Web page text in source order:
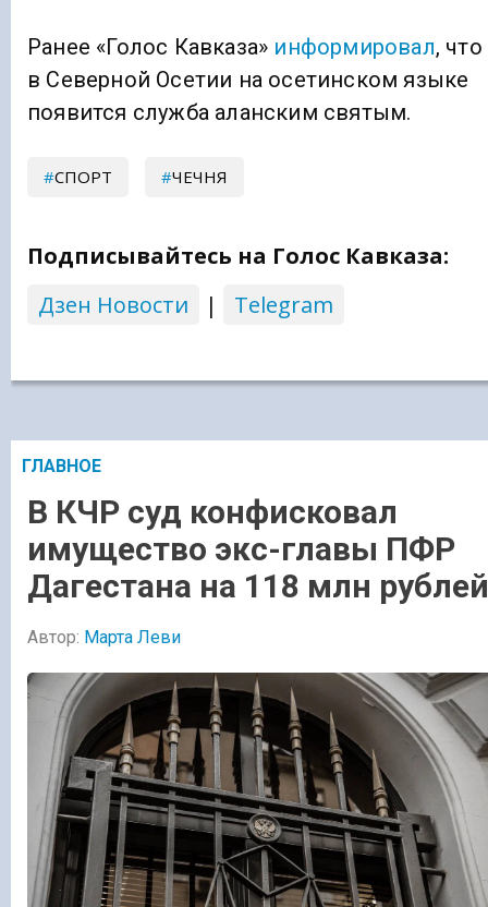
Ранее «Голос Кавказа» информировал, что
в Северной Осетии на осетинском языке
появится служба аланским святым.
СПОРТ ЧЕЧНЯ
Подписывайтесь на Голос Кавказа:
Дзен Новости
| Telegram
ГЛАВНОЕ
В КЧР суд конфисковал
имущество экс-главы ПФР
Дагестана на 118 млн рублей
Автор: Марта Леви